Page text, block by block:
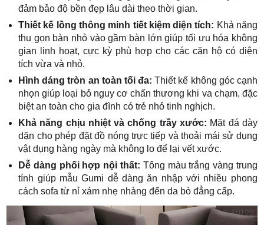
đảm bảo độ bền đẹp lâu dài theo thời gian.
Thiết kế lồng thông minh tiết kiệm diện tích: Khả năng
thu gọn bàn nhỏ vào gầm bàn lớn giúp tối ưu hóa không
gian linh hoạt, cực kỳ phù hợp cho các căn hộ có diện
tích vừa và nhỏ.
Hình dáng tròn an toàn tối đa: Thiết kế không góc cạnh
nhọn giúp loại bỏ nguy cơ chấn thương khi va chạm, đặc
biệt an toàn cho gia đình có trẻ nhỏ tinh nghịch.
Khả năng chịu nhiệt và chống trầy xước: Mặt đá dày
dặn cho phép đặt đồ nóng trực tiếp và thoải mái sử dụng
vật dụng hàng ngày mà không lo để lại vết xước.
Dễ dàng phối hợp nội thất: Tông màu trắng vàng trung
tính giúp mẫu Gumi dễ dàng ăn nhập với nhiều phong
cách sofa từ nỉ xám nhẹ nhàng đến da bò đẳng cấp.